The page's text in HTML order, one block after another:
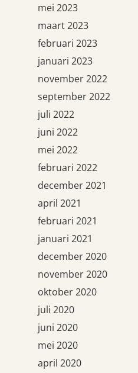
mei 2023
maart 2023
februari 2023
januari 2023
november 2022
september 2022
juli 2022
juni 2022
mei 2022
februari 2022
december 2021
april 2021
februari 2021
januari 2021
december 2020
november 2020
oktober 2020
juli 2020
juni 2020
mei 2020
april 2020